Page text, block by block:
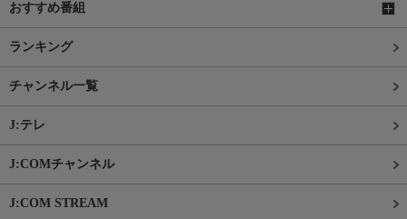
おすすめ番組
ランキング
チャンネル一覧
J:テレ
J:COMチャンネル
J:COM STREAM